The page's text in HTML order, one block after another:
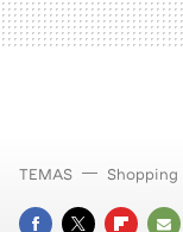
TEMAS Shopping